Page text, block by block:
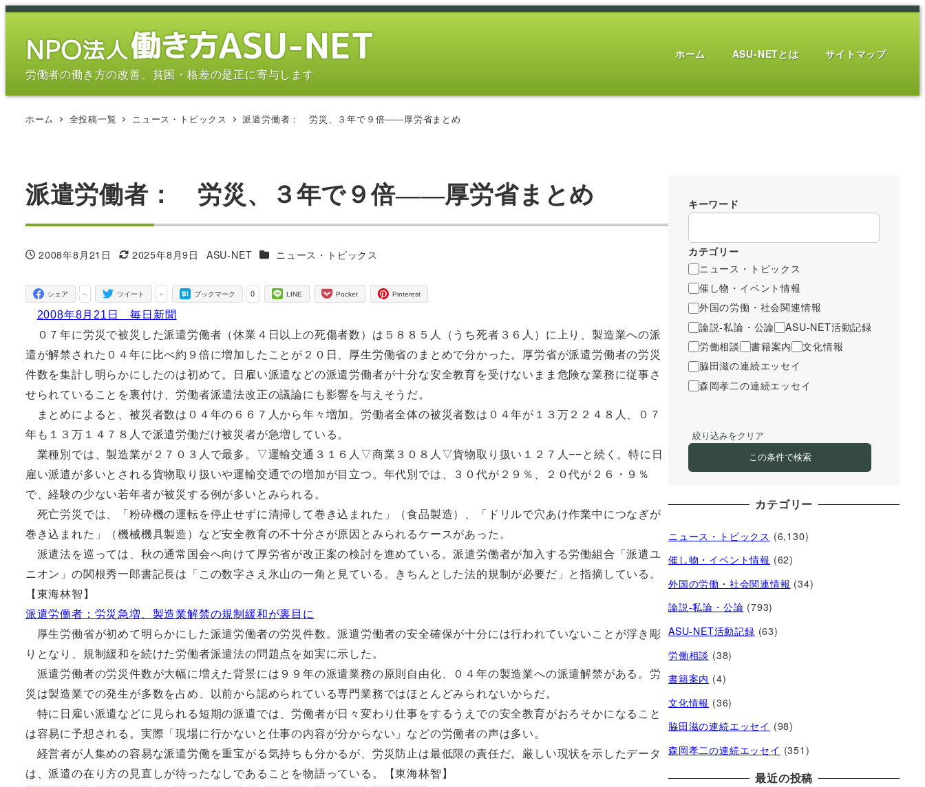
メ
労働者の働き方の改善、貧困・格差の是正に寄与します
ホーム ASU-NETとは サイトマップ
ホーム 全投稿一覧 ニュース・トピックス 派遣労働者： 労災、３年で９倍――厚労省まとめ
派遣労働者： 労災、３年で９倍――厚労省まとめ
投稿日
2008年8月21日
更新日
2025年8月9日
著
ASU-NET カテゴリー
ニュース・トピックス
-
シェア -
ツイート 0
ブックマーク LINE Pocket Pinterest
2008年8月21日 毎日新聞
０７年に労災で被災した派遣労働者（休業４日以上の死傷者数）は５８８５人（うち死者３６人）に上り、製造業への派
遣が解禁された０４年に比べ約９倍に増加したことが２０日、厚生労働省のまとめで分かった。厚労省が派遣労働者の労災
件数を集計し明らかにしたのは初めて。日雇い派遣などの派遣労働者が十分な安全教育を受けないまま危険な業務に従事さ
せられていることを裏付け、労働者派遣法改正の議論にも影響を与えそうだ。
まとめによると、被災者数は０４年の６６７人から年々増加。労働者全体の被災者数は０４年が１３万２２４８人、０７
年も１３万１４７８人で派遣労働だけ被災者が急増している。
業種別では、製造業が２７０３人で最多。▽運輸交通３１６人▽商業３０８人▽貨物取り扱い１２７人−−と続く。特に日
雇い派遣が多いとされる貨物取り扱いや運輸交通での増加が目立つ。年代別では、３０代が２９％、２０代が２６・９％
で、経験の少ない若年者が被災する例が多いとみられる。
死亡労災では、「粉砕機の運転を停止せずに清掃して巻き込まれた」（食品製造）、「ドリルで穴あけ作業中につなぎが
巻き込まれた」（機械機具製造）など安全教育の不十分さが原因とみられるケースがあった。
派遣法を巡っては、秋の通常国会へ向けて厚労省が改正案の検討を進めている。派遣労働者が加入する労働組合「派遣ユ
ニオン」の関根秀一郎書記長は「この数字さえ氷山の一角と見ている。きちんとした法的規制が必要だ」と指摘している。
【東海林智】
派遣労働者：労災急増、製造業解禁の規制緩和が裏目に
厚生労働省が初めて明らかにした派遣労働者の労災件数。派遣労働者の安全確保が十分には行われていないことが浮き彫
りとなり、規制緩和を続けた労働者派遣法の問題点を如実に示した。
派遣労働者の労災件数が大幅に増えた背景には９９年の派遣業務の原則自由化、０４年の製造業への派遣解禁がある。労
災は製造業での発生が多数を占め、以前から認められている専門業務ではほとんどみられないからだ。
特に日雇い派遣などに見られる短期の派遣では、労働者が日々変わり仕事をするうえでの安全教育がおろそかになること
は容易に予想される。実際「現場に行かないと仕事の内容が分からない」などの労働者の声は多い。
経営者が人集めの容易な派遣労働を重宝がる気持ちも分かるが、労災防止は最低限の責任だ。厳しい現状を示したデータ
は、派遣の在り方の見直しが待ったなしであることを物語っている。【東海林智】
キーワード
カテゴリー
ニュース・トピックス
催し物・イベント情報
外国の労働・社会関連情報
論説-私論・公論
ASU-NET活動記録
労働相談
書籍案内
文化情報
脇田滋の連続エッセイ
森岡孝二の連続エッセイ
絞り込みをクリア
この条件で検索
カテゴリー
ニュース・トピックス (6,130)
催し物・イベント情報 (62)
外国の労働・社会関連情報 (34)
論説-私論・公論 (793)
ASU-NET活動記録 (63)
労働相談 (38)
書籍案内 (4)
文化情報 (36)
脇田滋の連続エッセイ (98)
森岡孝二の連続エッセイ (351)
最近の投稿